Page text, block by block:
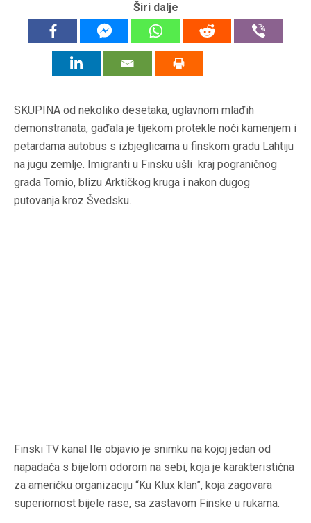
Širi dalje
SKUPINA od nekoliko desetaka, uglavnom mlađih
demonstranata, gađala je tijekom protekle noći kamenjem i
petardama autobus s izbjeglicama u finskom gradu Lahtiju
na jugu zemlje. Imigranti u Finsku ušli kraj pograničnog
grada Tornio, blizu Arktičkog kruga i nakon dugog
putovanja kroz Švedsku.
Finski TV kanal Ile objavio je snimku na kojoj jedan od
napadača s bijelom odorom na sebi, koja je karakteristična
za američku organizaciju “Ku Klux klan”, koja zagovara
superiornost bijele rase, sa zastavom Finske u rukama.